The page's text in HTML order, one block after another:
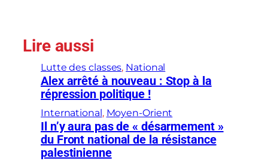
Lire aussi
Lutte des classes, National
Alex arrêté à nouveau : Stop à la
répression politique !
International , Moyen-Orient
Il n’y aura pas de « désarmement »
du Front national de la résistance
palestinienne